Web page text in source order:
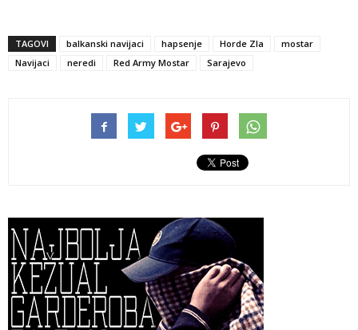
TAGOVI balkanski navijaci hapsenje Horde Zla
mostar
Navijaci
neredi Red Army Mostar Sarajevo